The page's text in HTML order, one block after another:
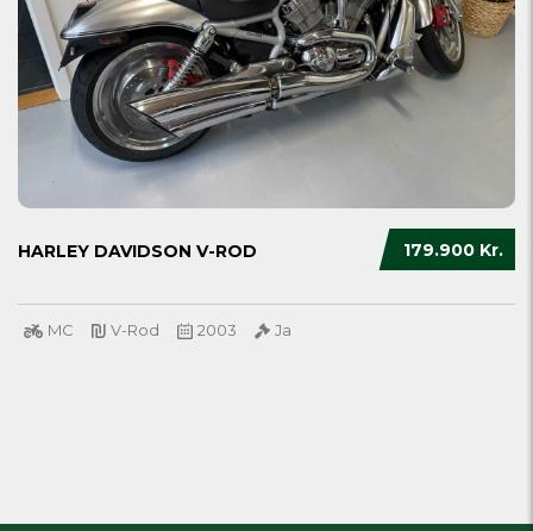
179.900 Kr.
HARLEY DAVIDSON V-ROD
MC V-Rod 2003 Ja